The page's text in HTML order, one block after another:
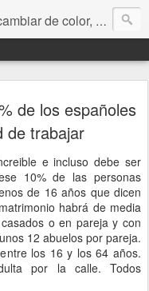
de sociedad, economía, empresa, política, RRHH, formación. De Historia reciente, de educación y de temas sociales.
de los españoles
de trabajar
e incluso debe ser
10% de las personas
de 16 años que dicen
habrá de media
o en pareja y con
12 abuelos por pareja.
los 16 y los 64 años.
por la calle. Todos